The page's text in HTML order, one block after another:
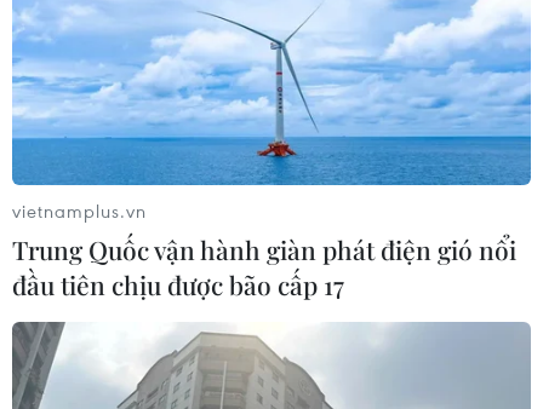
Theo dõi VietnamPlus
TIN LIÊN QUAN
vietnamplus.vn
Trung Quốc vận hành giàn phát điện gió nổi
đầu tiên chịu được bão cấp 17